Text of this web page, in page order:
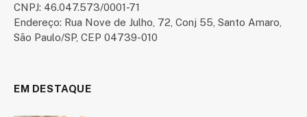
CNPJ: 46.047.573/0001-71
Endereço: Rua Nove de Julho, 72, Conj 55, Santo Amaro,
São Paulo/SP, CEP 04739-010
EM DESTAQUE